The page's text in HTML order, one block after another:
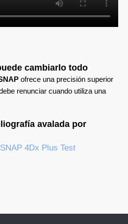
cambiarlo todo
ofrece una precisión superior
renunciar cuando utiliza una
avalada por
4Dx Plus Test